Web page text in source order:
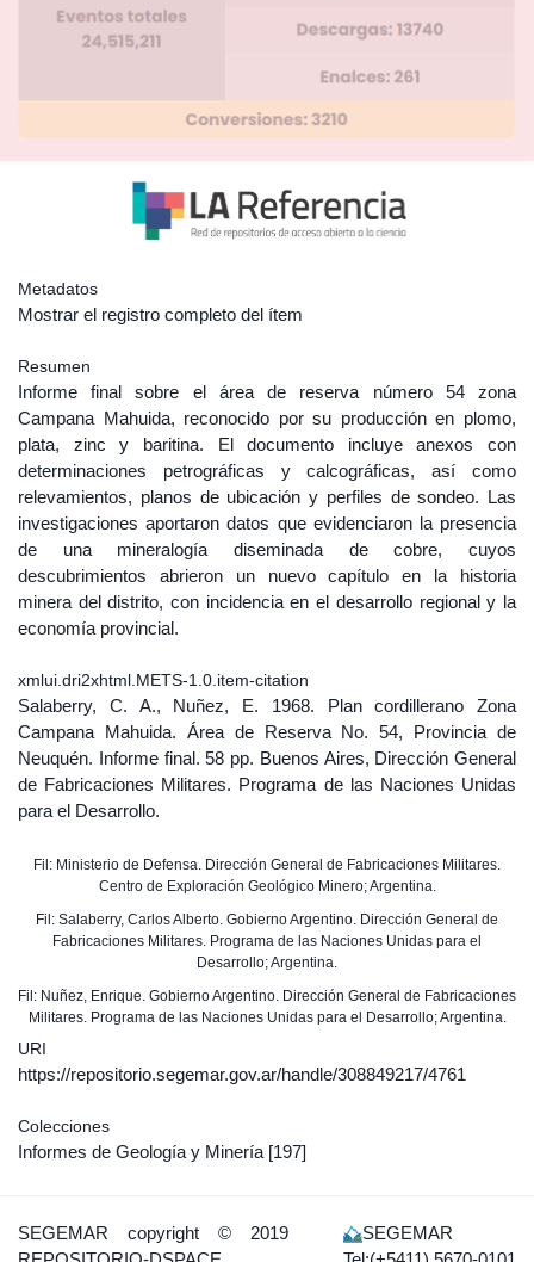
Metadatos
Mostrar el registro completo del ítem
Resumen
Informe final sobre el área de reserva número 54 zona
Campana Mahuida, reconocido por su producción en plomo,
plata, zinc y baritina. El documento incluye anexos con
determinaciones petrográficas y calcográficas, así como
relevamientos, planos de ubicación y perfiles de sondeo. Las
investigaciones aportaron datos que evidenciaron la presencia
de una mineralogía diseminada de cobre, cuyos
descubrimientos abrieron un nuevo capítulo en la historia
minera del distrito, con incidencia en el desarrollo regional y la
economía provincial.
xmlui.dri2xhtml.METS-1.0.item-citation
Salaberry, C. A., Nuñez, E. 1968. Plan cordillerano Zona
Campana Mahuida. Área de Reserva No. 54, Provincia de
Neuquén. Informe final. 58 pp. Buenos Aires, Dirección General
de Fabricaciones Militares. Programa de las Naciones Unidas
para el Desarrollo.
Fil: Ministerio de Defensa. Dirección General de Fabricaciones Militares.
Centro de Exploración Geológico Minero; Argentina.
Fil: Salaberry, Carlos Alberto. Gobierno Argentino. Dirección General de
Fabricaciones Militares. Programa de las Naciones Unidas para el
Desarrollo; Argentina.
Fil: Nuñez, Enrique. Gobierno Argentino. Dirección General de Fabricaciones
Militares. Programa de las Naciones Unidas para el Desarrollo; Argentina.
URI
https://repositorio.segemar.gov.ar/handle/308849217/4761
Colecciones
Informes de Geología y Minería [197]
SEGEMAR copyright © 2019
SEGEMAR